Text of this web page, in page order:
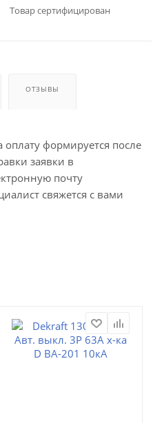
Товар сертифицирован
ОТЗЫВЫ
оплату формируется после
заявки в
почту
свяжется с вами